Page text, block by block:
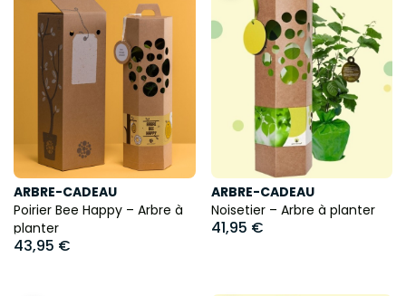
ARBRE-CADEAU
Poirier Bee Happy – Arbre à
planter
43,95 €
ARBRE-CADEAU
Noisetier – Arbre à planter
41,95 €